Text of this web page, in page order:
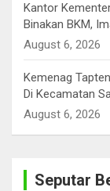
Kantor
Binakan BKM,
August 6, 2026
Kemenag
‎Di Kecamatan
August 6, 2026
Seputar